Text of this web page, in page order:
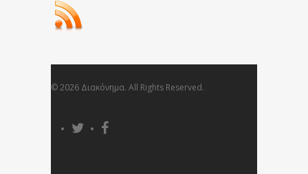
© 2026 Διακόνημα. All Rights Reserved.